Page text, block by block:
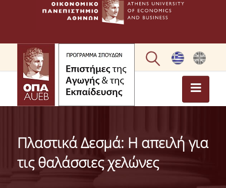
ΑΡΧΙΚΗ
ΠΛΗΡΟΦΟΡΙΕΣ
ΙΣΤΟΡΙΚΟ
ΦΙΛΟΣΟΦΙΑ ΤΟΥ ΠΡΟΓΡΑΜΜΑΤΟΣ
Πλαστικά Δεσμά: Η απειλή για
τις θαλάσσιες χελώνες